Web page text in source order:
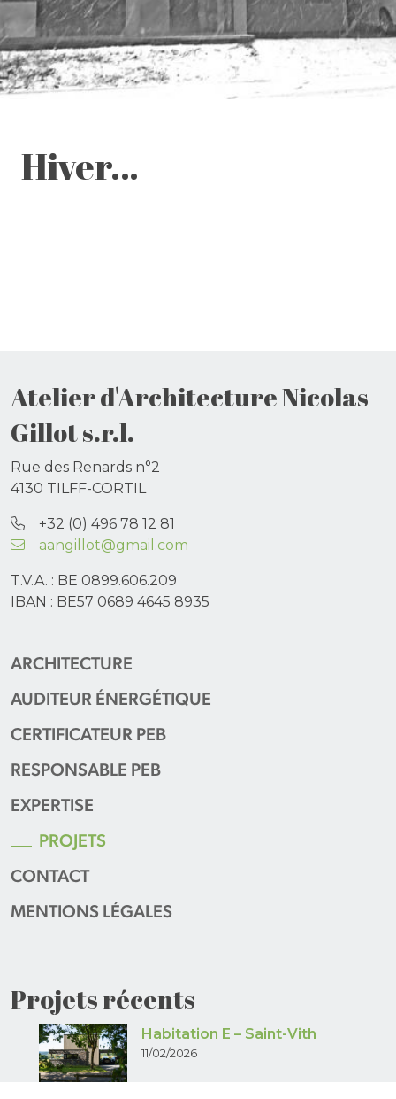
Hiver…
Atelier d'Architecture Nicolas
Gillot s.r.l.
Rue des Renards n°2
4130 TILFF-CORTIL
+32 (0) 496 78 12 81
aangillot@gmail.com
T.V.A. : BE 0899.606.209
IBAN : BE57 0689 4645 8935
ARCHITECTURE
AUDITEUR ÉNERGÉTIQUE
CERTIFICATEUR PEB
RESPONSABLE PEB
EXPERTISE
PROJETS
CONTACT
MENTIONS LÉGALES
Projets récents
Habitation E – Saint-Vith
11/02/2026